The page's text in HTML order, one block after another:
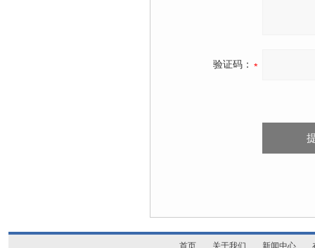
验证码：
首页 关于我们 新闻中心